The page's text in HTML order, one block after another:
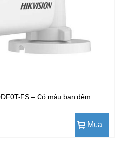
FS – Có màu ban đêm
Mua